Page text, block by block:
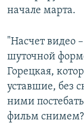
начале марта.
"Насчет видео
шуточной
Горецкая,
уставшие, без
ними
фильм